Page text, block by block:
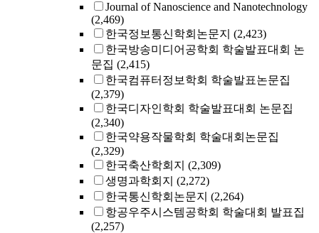
Journal of Nanoscience and Nanotechnology
(2,469)
한국정보통신학회논문지 (2,423)
한국방송미디어공학회 학술발표대회 논
문집 (2,415)
한국컴퓨터정보학회 학술발표논문집
(2,379)
한국디자인학회 학술발표대회 논문집
(2,340)
한국약용작물학회 학술대회논문집
(2,329)
한국축산학회지 (2,309)
생명과학회지 (2,272)
한국통신학회논문지 (2,264)
항공우주시스템공학회 학술대회 발표집
(2,257)